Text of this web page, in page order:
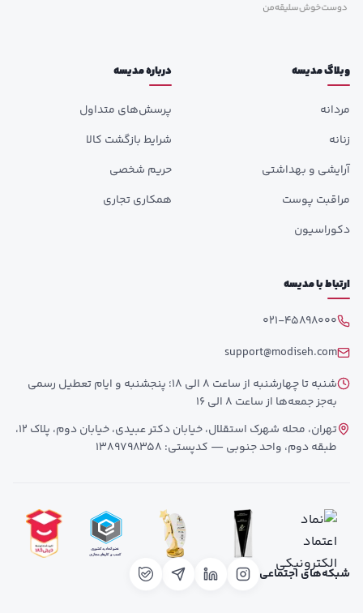
وبلاگ مدیسه
مردانه
زنانه
آرایشی و بهداشتی
مراقبت پوست
دکوراسیون
درباره مدیسه
پرسش‌های متداول
شرایط بازگشت کالا
حریم شخصی
همکاری تجاری
ارتباط با مدیسه
021-45898000
support@modiseh.com
شنبه تا چهارشنبه از ساعت 8 الی 18؛ پنجشنبه و ایام تعطیل رسمی
به‌جز جمعه‌ها از ساعت 8 الی 16
تهران، محله شهرک استقلال، خیابان دکتر عبیدی، خیابان دوم، پلاک 12،
طبقه دوم، واحد جنوبی — کدپستی: 1389798358
شبکه‌های اجتماعی